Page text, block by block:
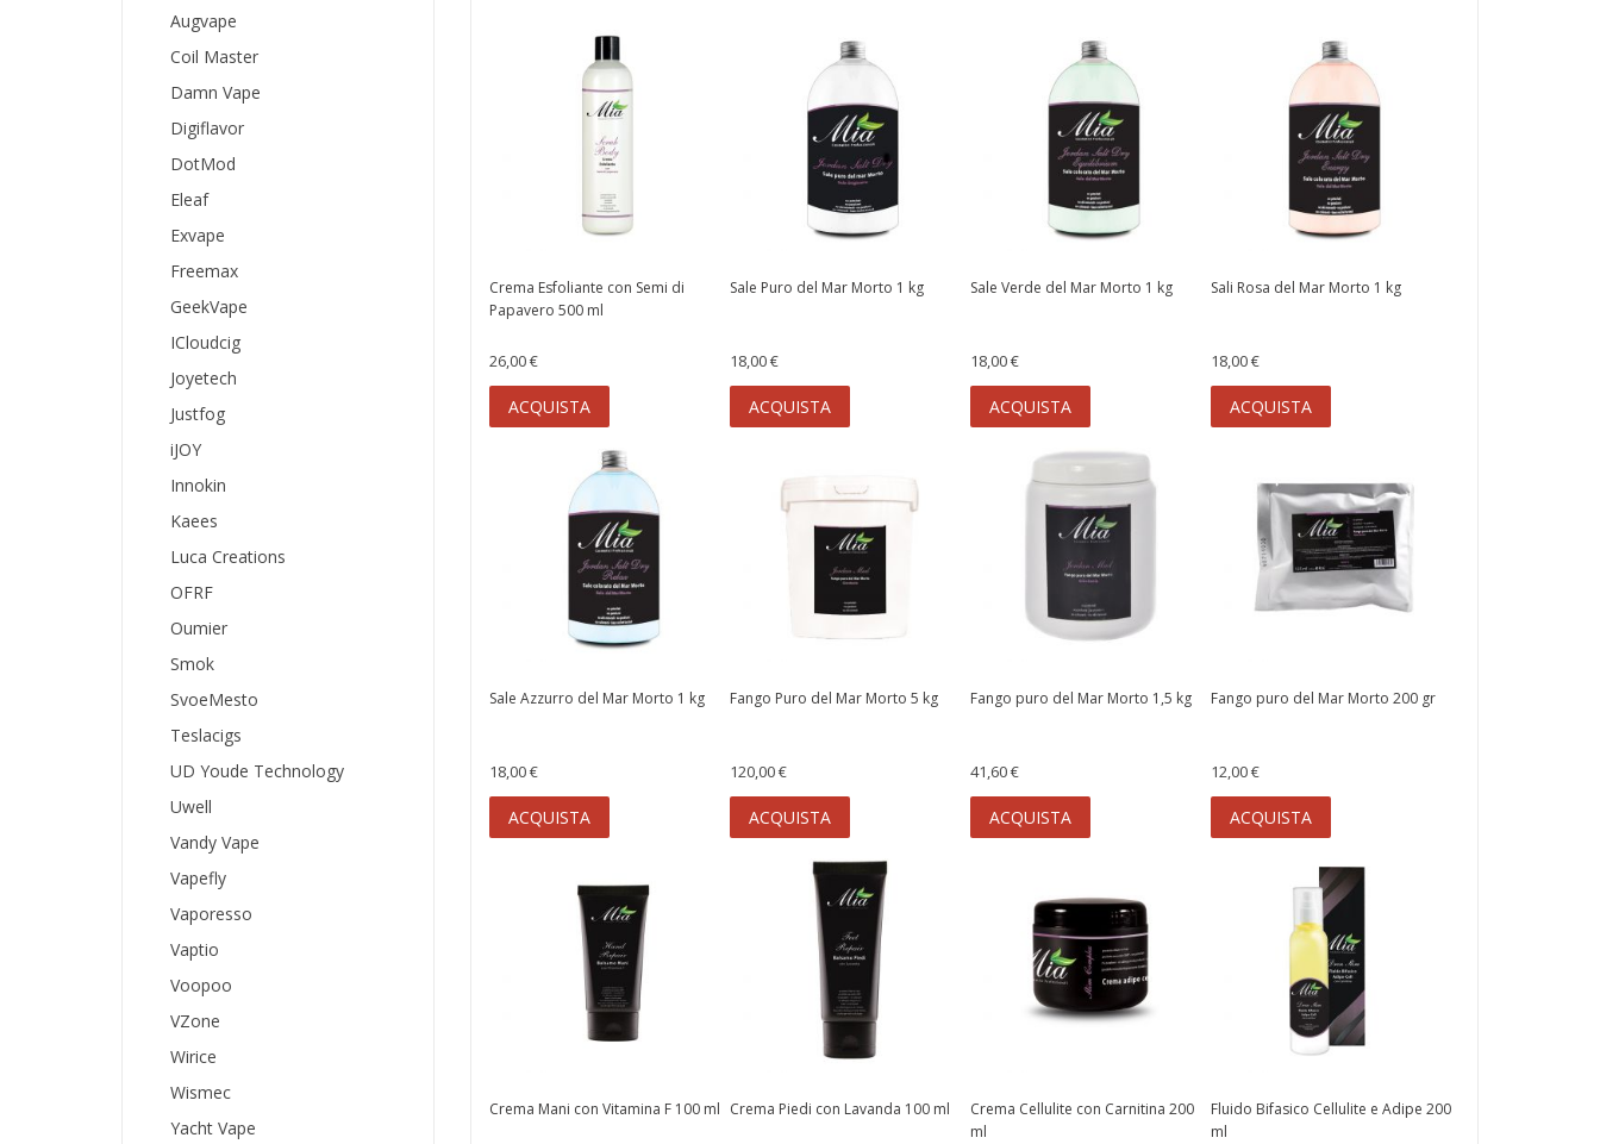
Augvape
Coil Master
Damn Vape
Digiflavor
DotMod
Eleaf
Exvape
Freemax
GeekVape
ICloudcig
Joyetech
Justfog
iJOY
Innokin
Kaees
Luca Creations
OFRF
Oumier
Smok
SvoeMesto
Teslacigs
UD Youde Technology
Uwell
Vandy Vape
Vapefly
Vaporesso
Vaptio
Voopoo
VZone
Wirice
Wismec
Yacht Vape
Crema Esfoliante con Semi di
Papavero 500 ml
26,00 €
ACQUISTA
Sale Puro del Mar Morto 1 kg
18,00 €
ACQUISTA
Sale Verde del Mar Morto 1 kg
18,00 €
ACQUISTA
Sali Rosa del Mar Morto 1 kg
18,00 €
ACQUISTA
Sale Azzurro del Mar Morto 1 kg
18,00 €
ACQUISTA
Fango Puro del Mar Morto 5 kg
120,00 €
ACQUISTA
Fango puro del Mar Morto 1,5 kg
41,60 €
ACQUISTA
Fango puro del Mar Morto 200 gr
12,00 €
ACQUISTA
Crema Mani con Vitamina F 100 ml Crema Piedi con Lavanda 100 ml
Crema Cellulite con Carnitina 200
ml
Fluido Bifasico Cellulite e Adipe 200
ml